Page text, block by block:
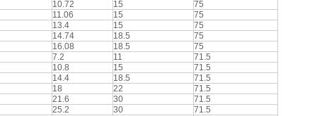
10.72 15
75
11.06 15
75
13.4 15
75
14.74 18.5
75
16.08 18.5 75
7.2 11
71.5
10.8 15
71.5
14.4 18.5
71.5
18 22
71.5
21.6 30
71.5
25.2 30
71.5